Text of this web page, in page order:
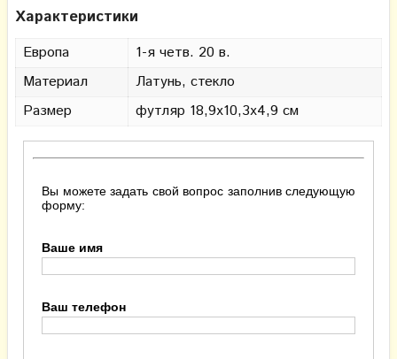
Характеристики
Европа
1-я четв. 20 в.
Материал
Латунь, стекло
Размер
футляр 18,9х10,3х4,9 см
Вы можете задать свой вопрос заполнив следующую
форму:
Ваше имя
Ваш телефон